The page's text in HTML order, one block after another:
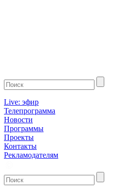
Live: эфир
Телепрограмма
Новости
Программы
Проекты
Контакты
Рекламодателям